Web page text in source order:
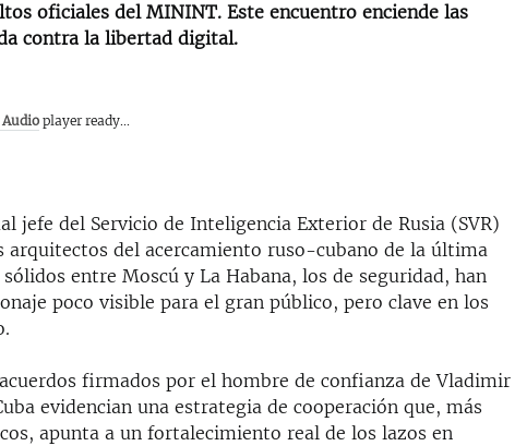
oficiales del MININT. Este encuentro enciende las
contra la libertad digital.
player ready...
jefe del Servicio de Inteligencia Exterior de Rusia (SVR)
arquitectos del acercamiento ruso-cubano de la última
entre Moscú y La Habana, los de seguridad, han
poco visible para el gran público, pero clave en los
firmados por el hombre de confianza de Vladimir
evidencian una estrategia de cooperación que, más
apunta a un fortalecimiento real de los lazos en